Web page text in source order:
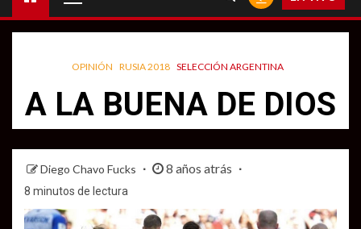
principal
OPINIÓN RUSIA 2018 SELECCIÓN ARGENTINA
A LA BUENA DE DIOS
Diego Chavo Fucks 8 años atrás
8 minutos de lectura